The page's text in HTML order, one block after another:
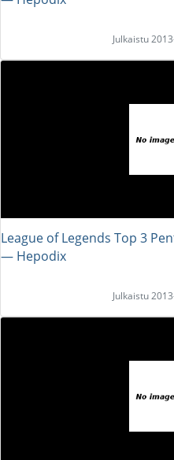
Julkaistu
League of Legends Top 3
― Hepodix
Julkaistu